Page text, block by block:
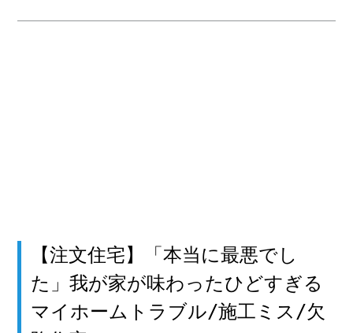
【注文住宅】「本当に最悪でし
た」我が家が味わったひどすぎる
マイホームトラブル/施工ミス/欠